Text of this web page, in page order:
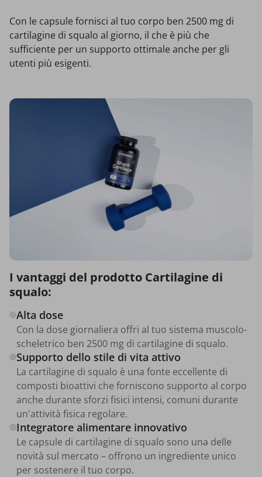
Con le capsule fornisci al tuo corpo ben 2500 mg di
cartilagine di squalo al giorno, il che è più che
sufficiente per un supporto ottimale anche per gli
utenti più esigenti.
I vantaggi del prodotto Cartilagine di
squalo:
Alta dose
Con la dose giornaliera offri al tuo sistema muscolo-
scheletrico ben 2500 mg di cartilagine di squalo.
Supporto dello stile di vita attivo
La cartilagine di squalo è una fonte eccellente di
composti bioattivi che forniscono supporto al corpo
anche durante sforzi fisici intensi, comuni durante
un'attività fisica regolare.
Integratore alimentare innovativo
Le capsule di cartilagine di squalo sono una delle
novità sul mercato – offrono un ingrediente unico
per sostenere il tuo corpo.